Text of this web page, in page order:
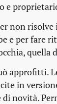
e
non risolve
e per fare
quella
approfitti.
in
novità.